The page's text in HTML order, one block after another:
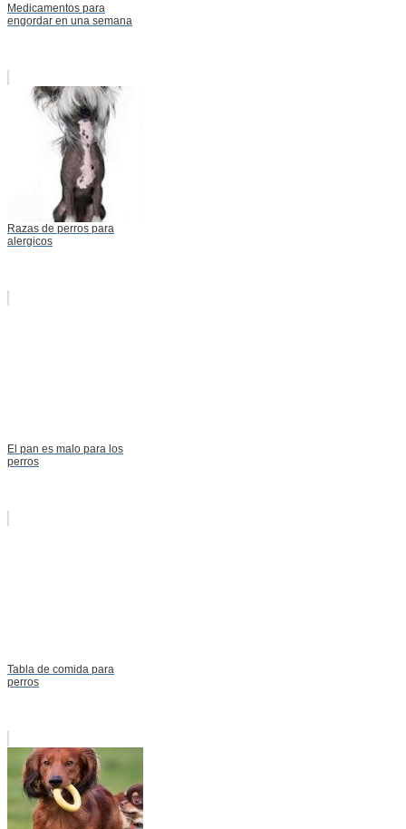
Medicamentos para
engordar en una semana
Razas de perros para
alergicos
El pan es malo para los
perros
Tabla de comida para
perros